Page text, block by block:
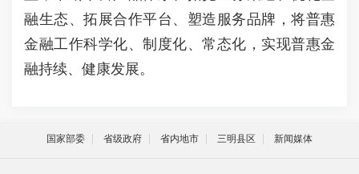
融生态、拓展合作平台、塑造服务品牌，将普惠
金融工作科学化、制度化、常态化，实现普惠金
融持续、健康发展。
国家部委 省级政府 省内地市 三明县区 新闻媒体